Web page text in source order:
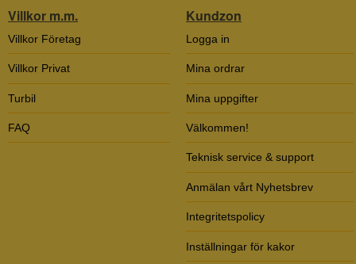
Villkor m.m.
Villkor Företag
Villkor Privat
Turbil
FAQ
Kundzon
Logga in
Mina ordrar
Mina uppgifter
Välkommen!
Teknisk service & support
Anmälan vårt Nyhetsbrev
Integritetspolicy
Inställningar för kakor